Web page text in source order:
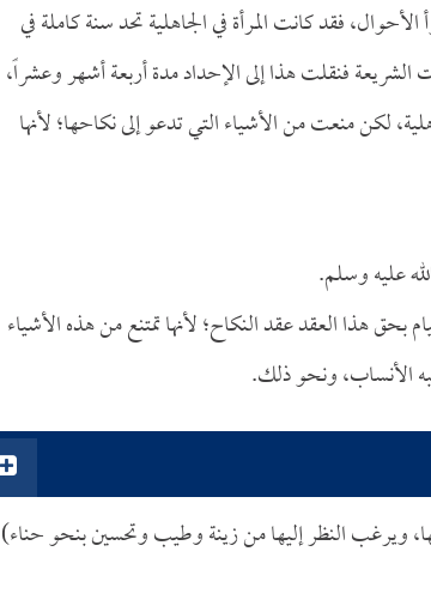
فقد كانت المرأة في الجاهلية تحد سنة كاملة في
فنقلت هذا إلى الإحداد مدة أربعة أشهر وعشراً،
لكن منعت من الأشياء التي تدعو إلى نكاحها؛ لأنها
عليه وسلم.
بحق هذا العقد عقد النكاح؛ لأنها تمتنع من هذه الأشياء
الأنساب، ونحو ذلك.
ويرغب النظر إليها من زينة وطيب وتحسين بنحو